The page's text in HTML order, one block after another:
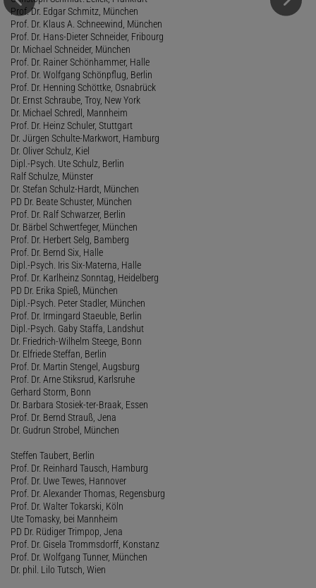
Prof. Dr. Edgar Schmitz, München
Prof. Dr. Klaus A. Schneewind, München
Prof. Dr. Hans-Dieter Schneider, Fribourg
Dr. Michael Schneider, München
Prof. Dr. Rainer Schönhammer, Halle
Prof. Dr. Wolfgang Schönpflug, Berlin
Prof. Dr. Henning Schöttke, Osnabrück
Dr. Ernst Schraube, Troy, New York
Dr. Michael Schredl, Mannheim
Prof. Dr. Heinz Schuler, Stuttgart
Dr. Jürgen Schulte-Markwort, Hamburg
Dr. Oliver Schulz, Kiel
Dipl.-Psych. Ute Schulz, Berlin
Ralf Schulze, Münster
Dr. Stefan Schulz-Hardt, München
PD Dr. Beate Schuster, München
Prof. Dr. Ralf Schwarzer, Berlin
Dr. Bärbel Schwertfeger, München
Prof. Dr. Herbert Selg, Bamberg
Prof. Dr. Bernd Six, Halle
Dipl.-Psych. Iris Six-Materna, Halle
Prof. Dr. Karlheinz Sonntag, Heidelberg
PD Dr. Erika Spieß, München
Dipl.-Psych. Peter Stadler, München
Prof. Dr. Irmingard Staeuble, Berlin
Dipl.-Psych. Gaby Staffa, Landshut
Dr. Friedrich-Wilhelm Steege, Bonn
Dr. Elfriede Steffan, Berlin
Prof. Dr. Martin Stengel, Augsburg
Prof. Dr. Arne Stiksrud, Karlsruhe
Gerhard Storm, Bonn
Dr. Barbara Stosiek-ter-Braak, Essen
Prof. Dr. Bernd Strauß, Jena
Dr. Gudrun Strobel, München
Steffen Taubert, Berlin
Prof. Dr. Reinhard Tausch, Hamburg
Prof. Dr. Uwe Tewes, Hannover
Prof. Dr. Alexander Thomas, Regensburg
Prof. Dr. Walter Tokarski, Köln
Ute Tomasky, bei Mannheim
PD Dr. Rüdiger Trimpop, Jena
Prof. Dr. Gisela Trommsdorff, Konstanz
Prof. Dr. Wolfgang Tunner, München
Dr. phil. Lilo Tutsch, Wien